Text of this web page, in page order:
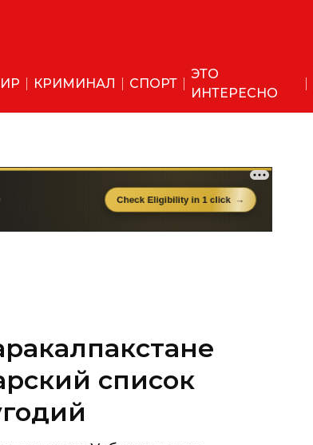
КРИМИНАЛ СПОРТ
ЭТО
ИНТЕРЕСНО
список